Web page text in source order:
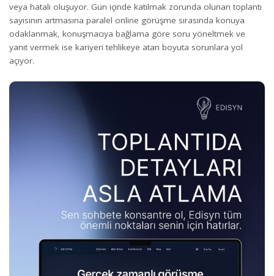
veya hatalı oluşuyor. Gün içinde katılmak zorunda olunan toplantı
sayısının artmasına paralel online görüşme sırasında konuya
odaklanmak, konuşmacıya bağlama göre soru yöneltmek ve
yanıt vermek ise kariyeri tehlikeye atan boyuta sorunlara yol
açıyor.